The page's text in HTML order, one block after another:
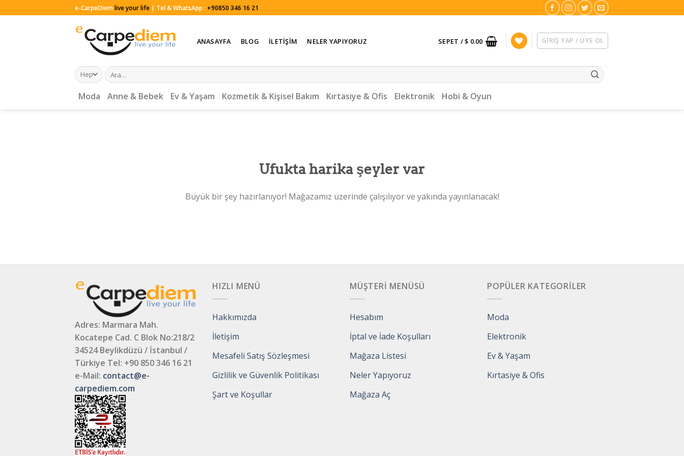
to
e-CarpeDiemlive your life | Tel & WhatsApp : +90850 346 16 21
ANASAYFA BLOG İLETIŞIM NELER YAPIYORUZ SEPET /$ 0.00 GIRIŞ YAP / ÜYE OL
Ara:
Moda Anne & Bebek Ev & Yaşam Kozmetik & Kişisel Bakım Kırtasiye & Ofis Elektronik Hobi & Oyun
Ufukta harika şeyler var
Büyük bir şey hazırlanıyor! Mağazamız üzerinde çalışılıyor ve yakında yayınlanacak!
Adres: Marmara Mah.
Kocatepe Cad. C Blok No:218/2
34524 Beylikdüzü / İstanbul /
Türkiye Tel: +90 850 346 16 21
e-Mail: contact@e-
carpediem.com
HIZLI MENÜ
Hakkımızda
İletişim
Mesafeli Satış Sözleşmesi
Gizlilik ve Güvenlik Politikası
Şart ve Koşullar
MÜŞTERI MENÜSÜ
Hesabım
İptal ve İade Koşulları
Mağaza Listesi
Neler Yapıyoruz
Mağaza Aç
POPÜLER KATEGORILER
Moda
Elektronik
Ev & Yaşam
Kırtasiye & Ofis